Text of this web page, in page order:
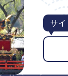
サイ